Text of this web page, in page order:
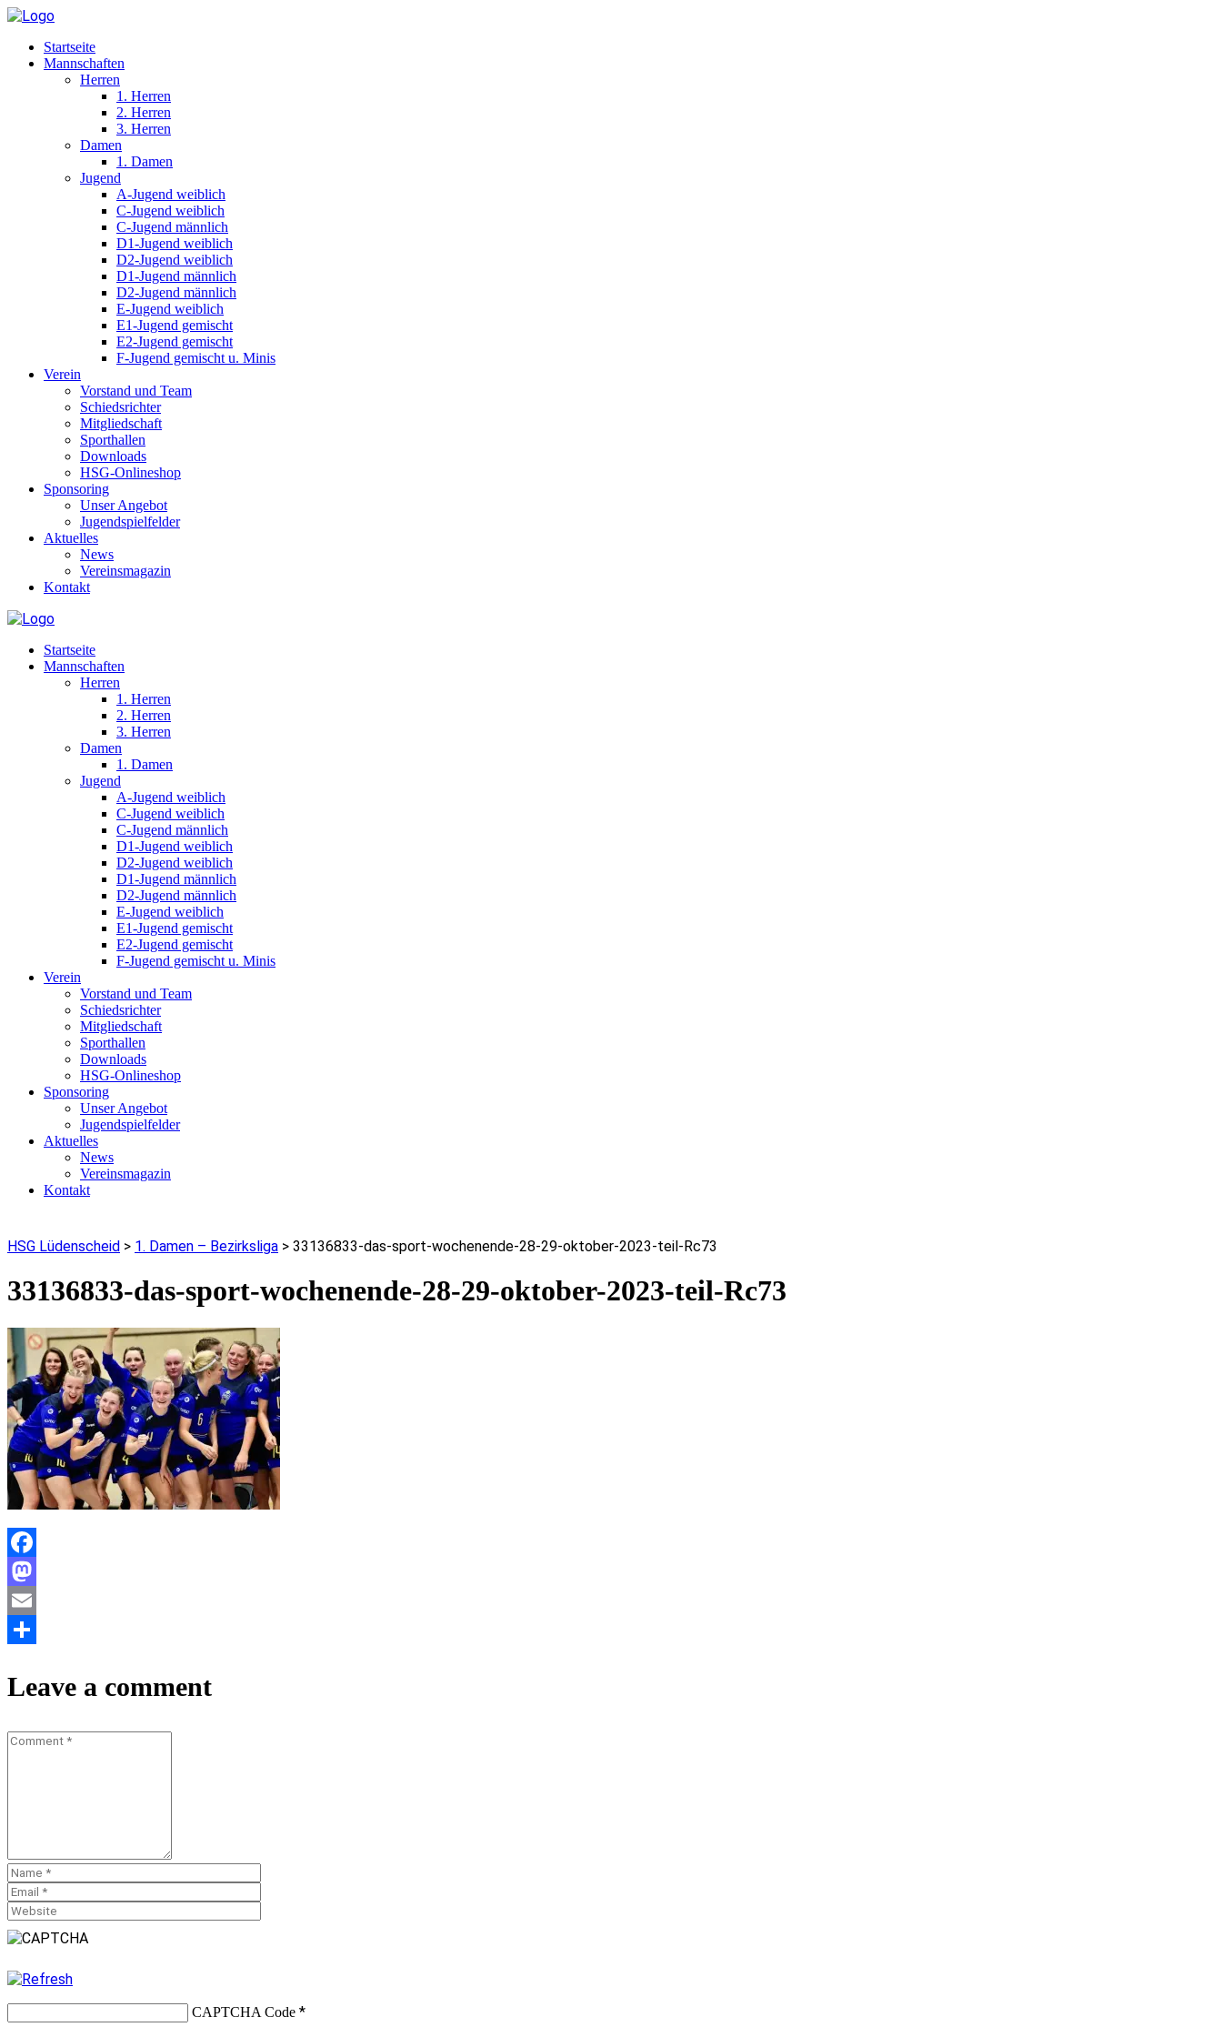
Startseite
Mannschaften
Herren
1. Herren
2. Herren
3. Herren
Damen
1. Damen
Jugend
A-Jugend weiblich
C-Jugend weiblich
C-Jugend männlich
D1-Jugend weiblich
D2-Jugend weiblich
D1-Jugend männlich
D2-Jugend männlich
E-Jugend weiblich
E1-Jugend gemischt
E2-Jugend gemischt
F-Jugend gemischt u. Minis
Verein
Vorstand und Team
Schiedsrichter
Mitgliedschaft
Sporthallen
Downloads
HSG-Onlineshop
Sponsoring
Unser Angebot
Jugendspielfelder
Aktuelles
News
Vereinsmagazin
Kontakt
Startseite
Mannschaften
Herren
1. Herren
2. Herren
3. Herren
Damen
1. Damen
Jugend
A-Jugend weiblich
C-Jugend weiblich
C-Jugend männlich
D1-Jugend weiblich
D2-Jugend weiblich
D1-Jugend männlich
D2-Jugend männlich
E-Jugend weiblich
E1-Jugend gemischt
E2-Jugend gemischt
F-Jugend gemischt u. Minis
Verein
Vorstand und Team
Schiedsrichter
Mitgliedschaft
Sporthallen
Downloads
HSG-Onlineshop
Sponsoring
Unser Angebot
Jugendspielfelder
Aktuelles
News
Vereinsmagazin
Kontakt
HSG Lüdenscheid > 1. Damen – Bezirksliga > 33136833-das-sport-wochenende-28-29-oktober-2023-teil-Rc73
33136833-das-sport-wochenende-28-29-oktober-2023-teil-Rc73
Facebook
Mastodon
Email
Leave a comment
CAPTCHA Code *